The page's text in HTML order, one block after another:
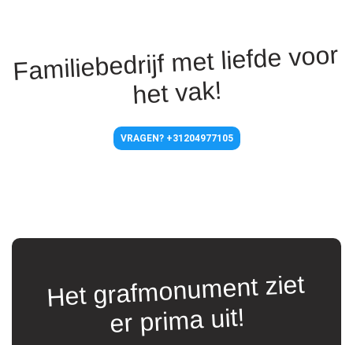
Familiebedrijf met liefde voor
het vak!
VRAGEN? +31204977105
Het grafmonument ziet
er prima uit!